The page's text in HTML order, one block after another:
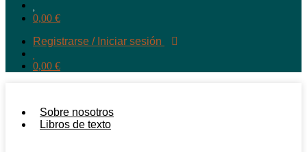
0,00 €
Registrarse / Iniciar sesión
0,00 €
Sobre nosotros
Libros de texto